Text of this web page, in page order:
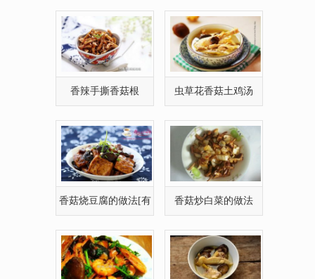
香辣手撕香菇根 虫草花香菇土鸡汤
香菇烧豆腐的做法[有 香菇炒白菜的做法